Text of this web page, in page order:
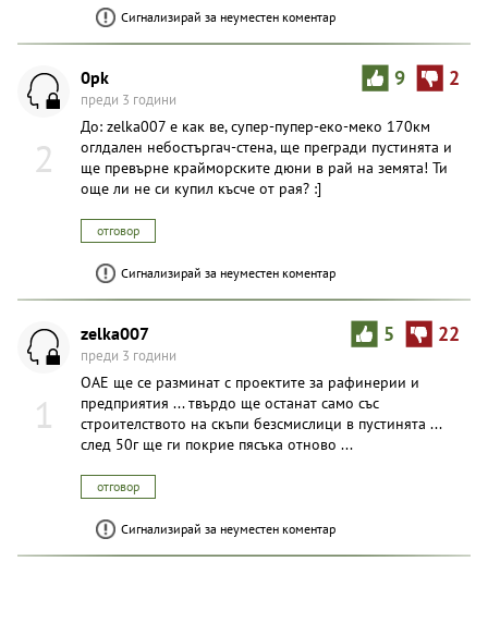
Сигнализирай за неуместен коментар
2
9 2
0pk
преди 3 години
До: zelka007 е как ве, супер-пупер-еко-меко 170км
оглдален небостъргач-стена, ще прегради пустинята и
ще превърне крайморските дюни в рай на земята! Ти
още ли не си купил късче от рая? :]
отговор
Сигнализирай за неуместен коментар
1
5 22
zelka007
преди 3 години
ОАЕ ще се разминат с проектите за рафинерии и
предприятия ... твърдо ще останат само със
строителството на скъпи безсмислици в пустинята ...
след 50г ще ги покрие пясъка отново ...
отговор
Сигнализирай за неуместен коментар